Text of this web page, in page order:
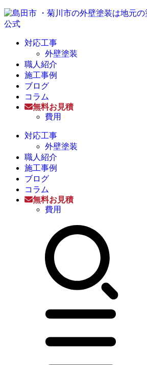
対応工事
外壁塗装
職人紹介
施工事例
ブログ
コラム
無料お見積
費用
対応工事
外壁塗装
職人紹介
施工事例
ブログ
コラム
無料お見積
費用